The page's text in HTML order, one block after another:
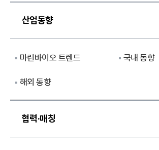
산업동향
마린바이오 트렌드 국내 동향
해외 동향
협력·매칭